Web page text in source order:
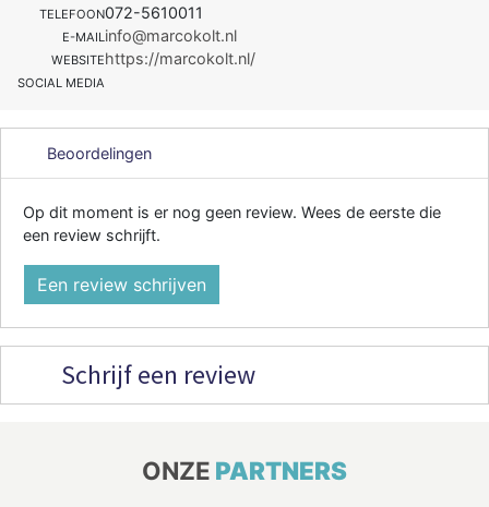
TELEFOON072-5610011
E-MAIL info@marcokolt.nl
WEBSITEhttps://marcokolt.nl/
SOCIAL MEDIA
Beoordelingen
Op dit moment is er nog geen review. Wees de eerste die
een review schrijft.
Een review schrijven
Schrijf een review
ONZE PARTNERS